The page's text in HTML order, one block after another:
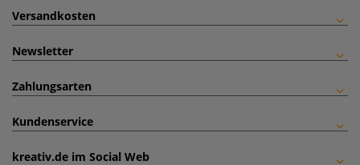
Versandkosten
Newsletter
Zahlungsarten
Kundenservice
kreativ.de im Social Web